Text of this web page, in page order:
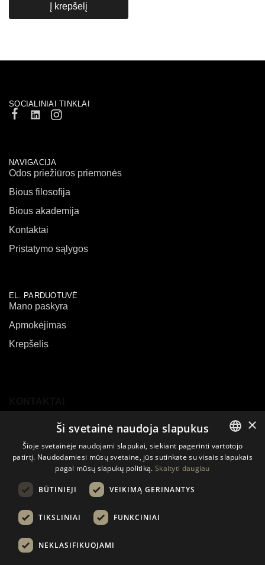
Į krepšelį
SOCIALINIAI TINKLAI
NAVIGACIJA
Odos priežiūros priemonės
Bious filosofija
Bious akademija
Kontaktai
Pristatymo sąlygos
EL. PARDUOTUVĖ
Mano paskyra
Apmokėjimas
Krepšelis
sales@biouslabs.com
Tel.:+370 600 09199
WhatsApp
© 2021 - 2024 Visos teisės saugomos.
LITHUANIAN
×
Ši svetainė naudoja slapukus
Šioje svetainėje naudojami slapukai, siekiant pagerinti vartotojo
patirtį. Naudodamiesi mūsų svetaine, jūs sutinkate su visais slapukais
pagal mūsų slapukų politiką. Skaityti daugiau
BŪTINIEJI VEIKIMĄ GERINANTYS
TIKSLINIAI FUNKCINIAI
NEKLASIFIKUOJAMI